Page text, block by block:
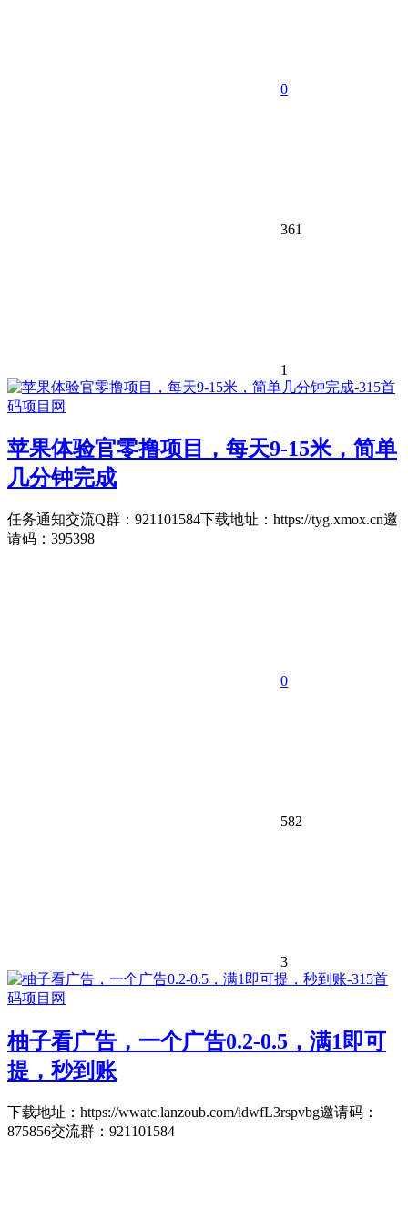
0
361
1
苹果体验官零撸项目，每天9-15米，简单
几分钟完成
任务通知交流Q群：921101584下载地址：https://tyg.xmox.cn邀
请码：395398
0
582
3
柚子看广告，一个广告0.2-0.5，满1即可
提，秒到账
下载地址：https://wwatc.lanzoub.com/idwfL3rspvbg邀请码：
875856交流群：921101584